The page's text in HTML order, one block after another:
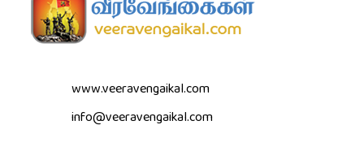
www.veeravengaikal.com
info@veeravengaikal.com